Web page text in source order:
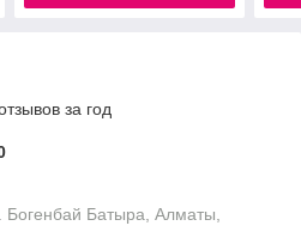
за год
Богенбай Батыра, Алматы,